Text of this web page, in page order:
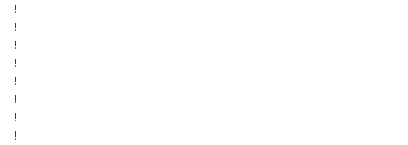
!
!
!
!
!
!
!
!